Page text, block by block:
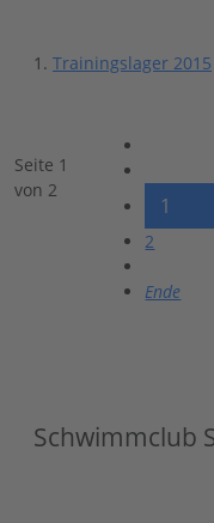
Trainingslager 2015
Seite 1
von 2
1
2
Ende
Schwimmclub